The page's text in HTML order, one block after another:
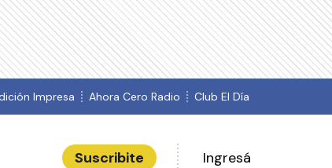
Impresa Ahora Cero Radio Club El Día
Suscribite Ingresá